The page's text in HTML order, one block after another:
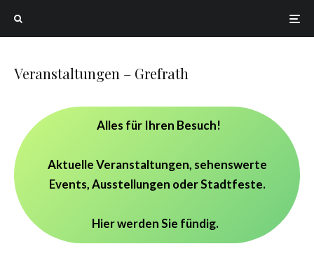
Veranstaltungen – Grefrath
Alles für Ihren Besuch!
Aktuelle Veranstaltungen, sehenswerte
Events, Ausstellungen oder Stadtfeste.
Hier werden Sie fündig.